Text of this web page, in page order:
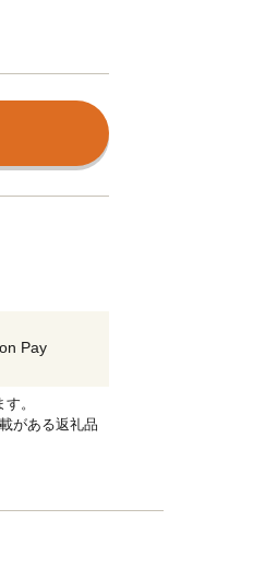
Pay
。
がある返礼品